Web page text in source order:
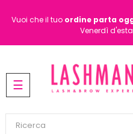
Vuoi che il tuo ordine parta
Venerdì
navigazione
Toggle
☰